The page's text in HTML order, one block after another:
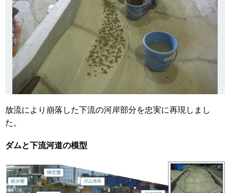
放流により崩落した下流の河岸部分を忠実に再現しまし
た。
ダムと下流河道の模型